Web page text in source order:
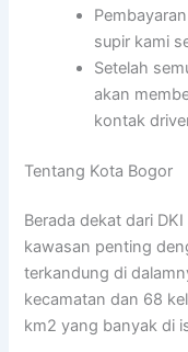
supir kami
Setelah
akan
kontak
Tentang Kota Bogor
Berada dekat dari
kawasan penting
terkandung di
kecamatan dan 68
km2 yang banyak di